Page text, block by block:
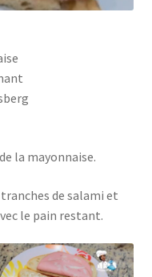
la mayonnaise.
de salami et
le pain restant.